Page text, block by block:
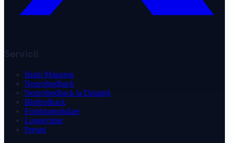
Servicii
Brain Mapping
Neurofeedback
Neurofeedback la Distanță
Biofeedback
Fotobiomodulare
Longevitate
Prețuri